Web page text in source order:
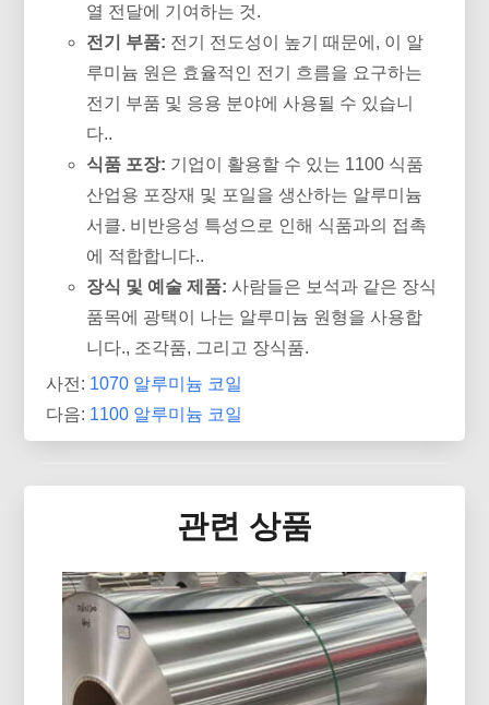
열 전달에 기여하는 것.
전기 부품: 전기 전도성이 높기 때문에, 이 알
루미늄 원은 효율적인 전기 흐름을 요구하는
전기 부품 및 응용 분야에 사용될 수 있습니
다..
식품 포장: 기업이 활용할 수 있는 1100 식품
산업용 포장재 및 포일을 생산하는 알루미늄
서클. 비반응성 특성으로 인해 식품과의 접촉
에 적합합니다..
장식 및 예술 제품: 사람들은 보석과 같은 장식
품목에 광택이 나는 알루미늄 원형을 사용합
니다., 조각품, 그리고 장식품.
사전: 1070 알루미늄 코일
다음: 1100 알루미늄 코일
관련 상품